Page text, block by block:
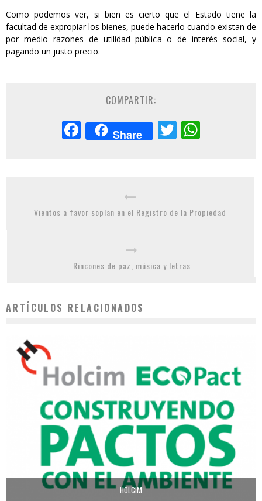
Como podemos ver, si bien es cierto que el Estado tiene la
facultad de expropiar los bienes, puede hacerlo cuando existan de
por medio razones de utilidad pública o de interés social, y
pagando un justo precio.
COMPARTIR:
Facebook
Share Twitter
Vientos a favor soplan en el Registro de la Propiedad
Rincones de paz, música y letras
ARTÍCULOS RELACIONADOS
HOLCIM